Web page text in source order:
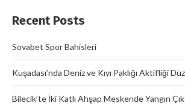
Recent Posts
Sovabet Spor Bahisleri
Kuşadası’nda Deniz ve Kıyı Paklığı Aktifliği
Bilecik’te İki Katlı Ahşap Meskende Yangın